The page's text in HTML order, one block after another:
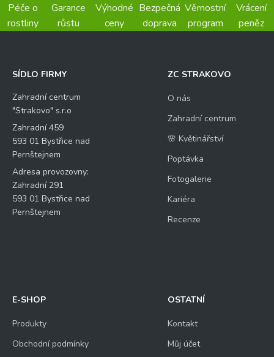
Péče o
rostliny
Garance
růstu
Výhodné
ceny
Bezpečná
doprava
Věrnostní
program
Vrácení
peněz
SÍDLO FIRMY
Zahradní centrum
"Strakovo" s.r.o
Zahradní 459
593 01 Bystřice nad
Pernštejnem
Adresa provozovny:
Zahradní 291
593 01 Bystřice nad
Pernštejnem
ZC STRAKOVO
O nás
Zahradní centrum
🌸 Květinářství
Poptávka
Fotogalerie
Kariéra
Recenze
E-SHOP
Produkty
Obchodní podmínky
OSTATNÍ
Kontakt
Můj účet